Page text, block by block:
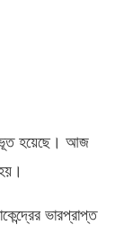
হয়েছে। আজ
ভারপ্রাপ্ত